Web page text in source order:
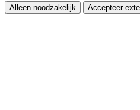
Alleen noodzakelijk Accepteer